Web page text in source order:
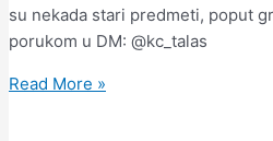
su nekada stari predmeti, poput
porukom u DM: @kc_talas
Read More »